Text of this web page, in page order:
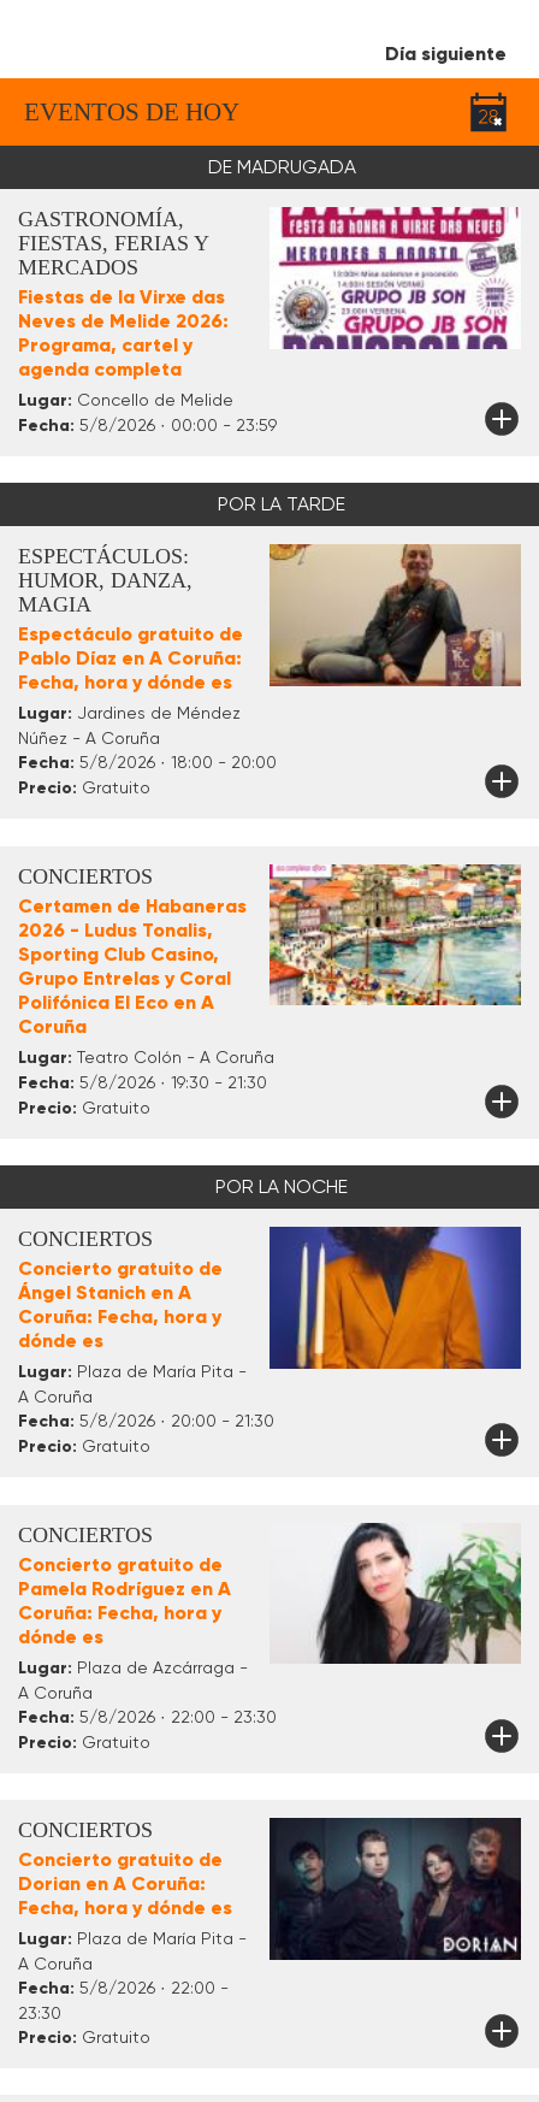
Día siguiente
EVENTOS DE HOY
DE MADRUGADA
GASTRONOMÍA,
FIESTAS, FERIAS Y
MERCADOS
Fiestas de la Virxe das
Neves de Melide 2026:
Programa, cartel y
agenda completa
Lugar: Concello de Melide
Fecha: 5/8/2026 · 00:00 - 23:59
POR LA TARDE
ESPECTÁCULOS:
HUMOR, DANZA,
MAGIA
Espectáculo gratuito de
Pablo Díaz en A Coruña:
Fecha, hora y dónde es
Lugar: Jardines de Méndez
Núñez - A Coruña
Fecha: 5/8/2026 · 18:00 - 20:00
Precio: Gratuito
CONCIERTOS
Certamen de Habaneras
2026 - Ludus Tonalis,
Sporting Club Casino,
Grupo Entrelas y Coral
Polifónica El Eco en A
Coruña
Lugar: Teatro Colón - A Coruña
Fecha: 5/8/2026 · 19:30 - 21:30
Precio: Gratuito
POR LA NOCHE
CONCIERTOS
Concierto gratuito de
Ángel Stanich en A
Coruña: Fecha, hora y
dónde es
Lugar: Plaza de María Pita -
A Coruña
Fecha: 5/8/2026 · 20:00 - 21:30
Precio: Gratuito
CONCIERTOS
Concierto gratuito de
Pamela Rodríguez en A
Coruña: Fecha, hora y
dónde es
Lugar: Plaza de Azcárraga -
A Coruña
Fecha: 5/8/2026 · 22:00 - 23:30
Precio: Gratuito
CONCIERTOS
Concierto gratuito de
Dorian en A Coruña:
Fecha, hora y dónde es
Lugar: Plaza de María Pita -
A Coruña
Fecha: 5/8/2026 · 22:00 -
23:30
Precio: Gratuito